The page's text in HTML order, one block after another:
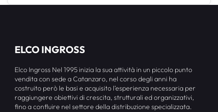
ELCO INGROSS
Elco Ingross Nel 1995 inizia la sua attività in un piccolo punto
vendita con sede a Catanzaro, nel corso degli anni ha
costruito però le basi e acquisito l’esperienza necessaria per
raggiungere obiettivi di crescita, strutturali ed organizzativi,
fino a confluire nel settore della distribuzione specializzata.